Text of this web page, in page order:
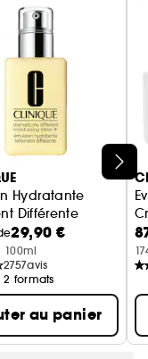
Hydratante
Différente
29,90 €
100ml
2757avis
2 formats
au panier